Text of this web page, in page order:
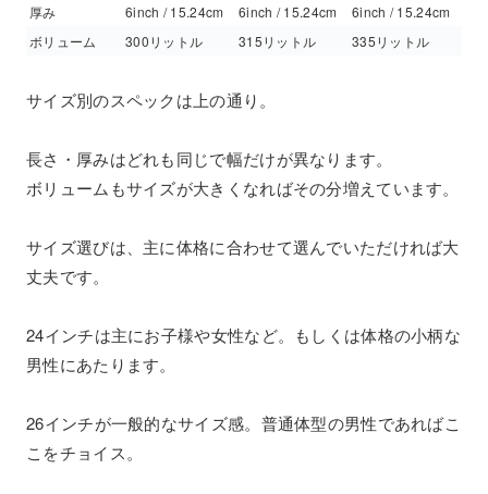
厚み
6inch / 15.24cm 6inch / 15.24cm
6inch / 15.24cm
ボリューム
300リットル 315リットル 335リットル
サイズ別のスペックは上の通り。
長さ・厚みはどれも同じで幅だけが異なります。
ボリュームもサイズが大きくなればその分増えています。
サイズ選びは、主に体格に合わせて選んでいただければ大
丈夫です。
24インチは主にお子様や女性など。もしくは体格の小柄な
男性にあたります。
26インチが一般的なサイズ感。普通体型の男性であればこ
こをチョイス。